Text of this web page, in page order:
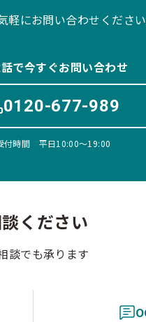
にお問い合わせください
で今すぐお問い合わせ
0120-677-989
付時間 平日10:00〜19:00
ください
談でも承ります